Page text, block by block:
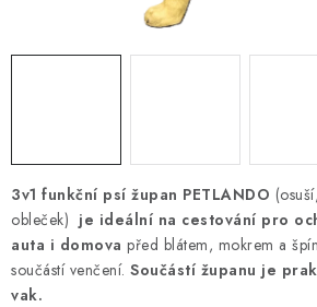
REGISTROVAT
Obchodní podmínky
Doprava a platba
3v1 funkční psí župan PETLANDO
obleček) je ideální na cestování pro
auta i domova před blátem, mokrem a
součástí venčení. Součástí županu je
vak.